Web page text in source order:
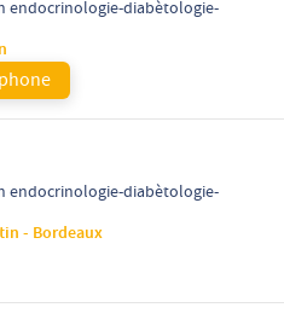
endocrinologie-diabètologie-
endocrinologie-diabètologie-
- Bordeaux